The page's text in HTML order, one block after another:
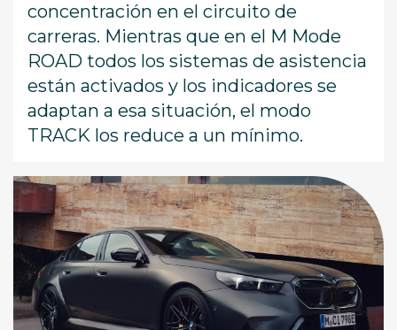
concentración en el circuito de
carreras. Mientras que en el M Mode
ROAD todos los sistemas de asistencia
están activados y los indicadores se
adaptan a esa situación, el modo
TRACK los reduce a un mínimo.